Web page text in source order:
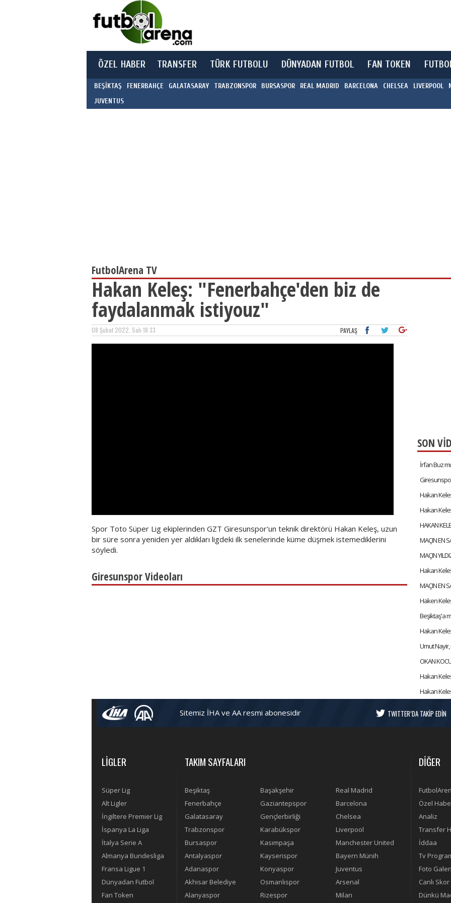
ÖZEL HABER TRANSFER TÜRK FUTBOLU DÜNYADAN FUTBOL FAN TOKEN
BEŞİKTAŞ FENERBAHÇE GALATASARAY TRABZONSPOR BURSASPOR REAL MADRID BARCELONA CHELSEA LIVERPOOL
JUVENTUS
FutbolArena TV
Hakan Keleş: "Fenerbahçe'den biz de
faydalanmak istiyouz"
08 Şubat 2022, Salı 18:33 PAYLAŞ
Spor Toto Süper Lig ekiplerinden GZT Giresunspor'un teknik direktörü Hakan Keleş, uzun
bir süre sonra yeniden yer aldıkları ligdeki ilk senelerinde küme düşmek istemediklerini
söyledi.
Giresunspor Videoları
SON
İrfan Buz
Haken
Umut
Hakan
Hakan
Sitemiz İHA ve AA resmi abonesidir TWITTER’DA TAKİP EDİN
LİGLER
Süper Lig
Alt Ligler
İngiltere Premier Lig
İspanya La Liga
İtalya Serie A
Almanya Bundesliga
Fransa Ligue 1
Dünyadan Futbol
Fan Token
TAKIM SAYFALARI
Beşiktaş Başakşehir
Real Madrid
Fenerbahçe
Gaziantepspor
Barcelona
Galatasaray
Gençlerbirliği
Chelsea
Trabzonspor
Karabükspor
Liverpool
Bursaspor
Kasımpaşa
Manchester United
Antalyaspor
Kayserispor
Bayern Münih
Adanaspor
Konyaspor
Juventus
Akhisar Belediye
Osmanlıspor
Arsenal
Alanyaspor
Rizespor Milan
DİĞER
Özel
Analiz
Transfer
İddaa
Tv
Foto Galeri
Canlı Skor
Dünkü